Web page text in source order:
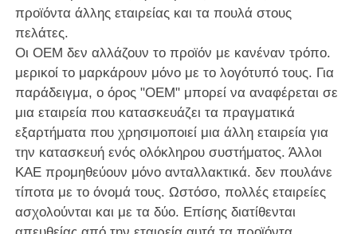
προϊόντα άλλης εταιρείας και τα πουλά στους
πελάτες.
Οι OEM δεν αλλάζουν το προϊόν με κανέναν τρόπο.
μερικοί το μαρκάρουν μόνο με το λογότυπό τους. Για
παράδειγμα, ο όρος "OEM" μπορεί να αναφέρεται σε
μια εταιρεία που κατασκευάζει τα πραγματικά
εξαρτήματα που χρησιμοποιεί μια άλλη εταιρεία για
την κατασκευή ενός ολόκληρου συστήματος. Άλλοι
ΚΑΕ προμηθεύουν μόνο ανταλλακτικά. δεν πουλάνε
τίποτα με το όνομά τους. Ωστόσο, πολλές εταιρείες
ασχολούνται και με τα δύο. Επίσης διατίθενται